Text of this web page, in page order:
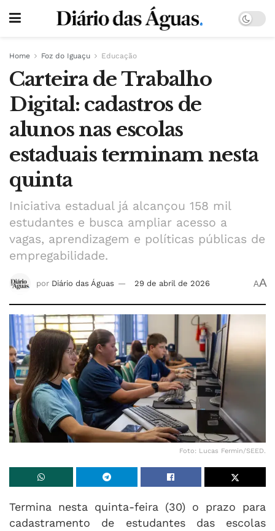
Home Foz do Iguaçu Educação
Carteira de Trabalho
Digital: cadastros de
alunos nas escolas
estaduais terminam nesta
quinta
Iniciativa estadual já alcançou 158 mil
estudantes e busca ampliar acesso a
vagas, aprendizagem e políticas públicas de
empregabilidade.
por Diário das Águas 29 de abril de 2026 AA
Foto: Lucas Fermin/SEED.
Termina nesta quinta-feira (30) o prazo para
cadastramento de estudantes das escolas